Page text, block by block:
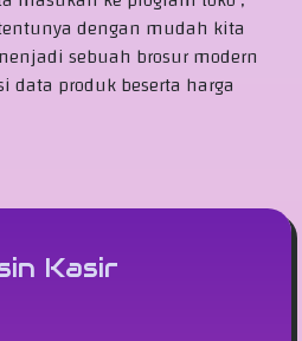
dengan mudah kita
sebuah brosur modern
produk beserta harga
Kasir